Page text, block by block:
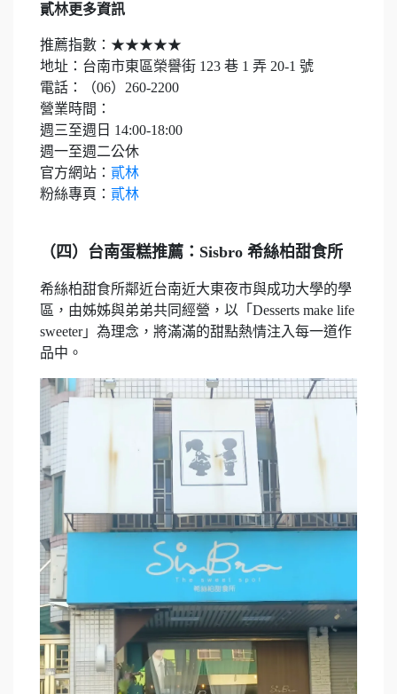
貳林更多資訊
推薦指數：★★★★★
地址：台南市東區榮譽街 123 巷 1 弄 20-1 號
電話：（06）260-2200
營業時間：
週三至週日 14:00-18:00
週一至週二公休
官方網站： 貳林
粉絲專頁： 貳林
（四）台南蛋糕推薦：Sisbro 希絲柏甜食所
希絲柏甜食所鄰近台南近大東夜市與成功大學的學
區，由姊姊與弟弟共同經營，以「Desserts make life
sweeter」為理念，將滿滿的甜點熱情注入每一道作
品中。